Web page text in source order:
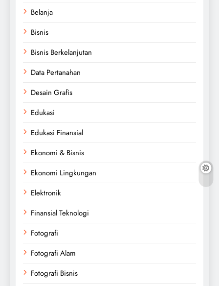
Belanja
Bisnis
Bisnis Berkelanjutan
Data Pertanahan
Desain Grafis
Edukasi
Edukasi Finansial
Ekonomi & Bisnis
Ekonomi Lingkungan
Elektronik
Finansial Teknologi
Fotografi
Fotografi Alam
Fotografi Bisnis